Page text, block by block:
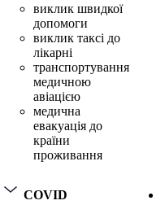
виклик швидкої
допомоги
виклик таксі до
лікарні
транспортування
медичною
авіацією
медична
евакуація до
країни
проживання
COVID